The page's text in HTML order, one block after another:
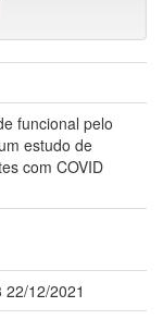
funcional pelo
estudo de
com COVID
12/2021